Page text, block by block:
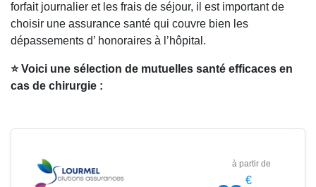
forfait journalier et les frais de séjour, il est important de
choisir une assurance santé qui couvre bien les
dépassements d’ honoraires à l’hôpital.
⭐ Voici une sélection de mutuelles santé efficaces en
cas de chirurgie :
à partir de
€